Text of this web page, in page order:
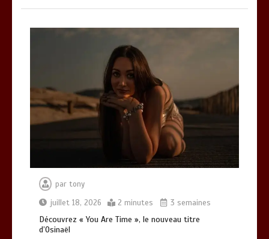
par tony
juillet 18, 2026
2 minutes 3 semaines
Découvrez « You Are Time », le nouveau titre
d’Osinaël